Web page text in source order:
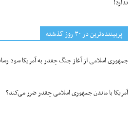
ندارد!
پربیننده‌ترین‌ در ۳۰ روز گذشته
جمهوری اسلامی از آغاز جنگ چقدر به آمریکا سود
آمریکا با ماندن جمهوری اسلامی چقدر ضرر می‌کند؟